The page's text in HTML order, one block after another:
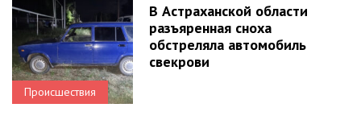
Происшествия
В Астраханской области
разъяренная сноха
обстреляла автомобиль
свекрови